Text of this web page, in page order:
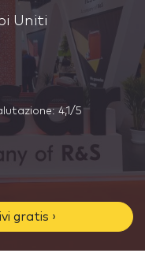
Uniti
4,1/5
gratis ›